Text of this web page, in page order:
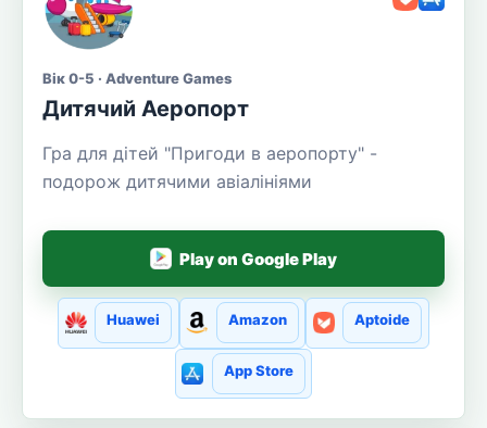
Вік 0-5 · Adventure Games
Дитячий Аеропорт
Гра для дітей "Пригоди в аеропорту" -
подорож дитячими авіалініями
Play on Google Play
Huawei Amazon Aptoide
App Store